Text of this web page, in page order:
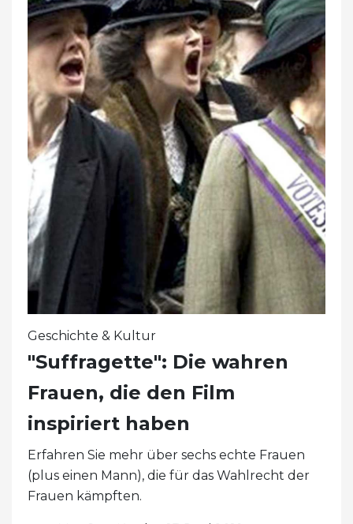
Geschichte & Kultur
"Suffragette": Die wahren
Frauen, die den Film
inspiriert haben
Erfahren Sie mehr über sechs echte Frauen
(plus einen Mann), die für das Wahlrecht der
Frauen kämpften.